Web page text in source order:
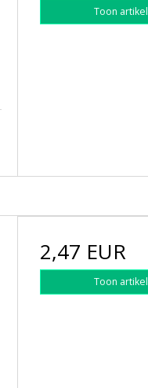
Toon artikel
2,47 EUR
Toon artikel